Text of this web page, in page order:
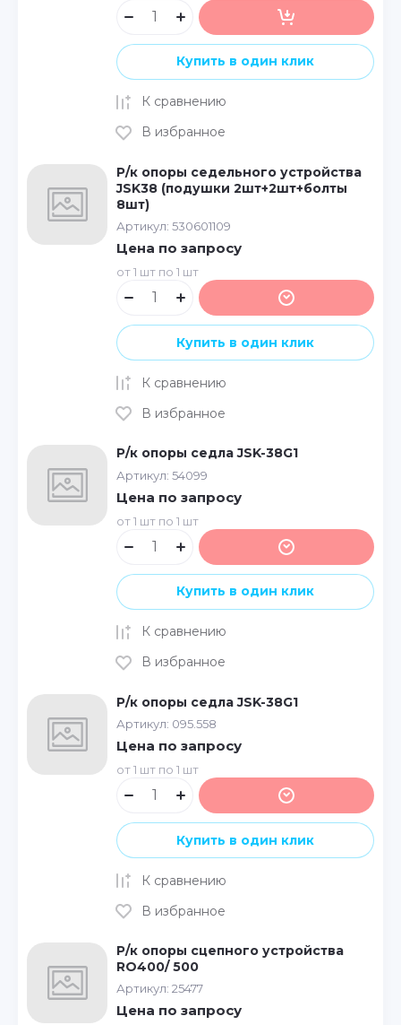
Купить в один клик
К сравнению
В избранное
Р/к опоры седельного устройства
JSK38 (подушки 2шт+2шт+болты
8шт)
Артикул: 530601109
Цена по запросу
от 1 шт по 1 шт
Купить в один клик
К сравнению
В избранное
Р/к опоры седла JSK-38G1
Артикул: 54099
Цена по запросу
от 1 шт по 1 шт
Купить в один клик
К сравнению
В избранное
Р/к опоры седла JSK-38G1
Артикул: 095.558
Цена по запросу
от 1 шт по 1 шт
Купить в один клик
К сравнению
В избранное
Р/к опоры сцепного устройства
RO400/ 500
Артикул: 25477
Цена по запросу